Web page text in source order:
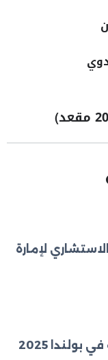
لإمارة
بولندا 2025